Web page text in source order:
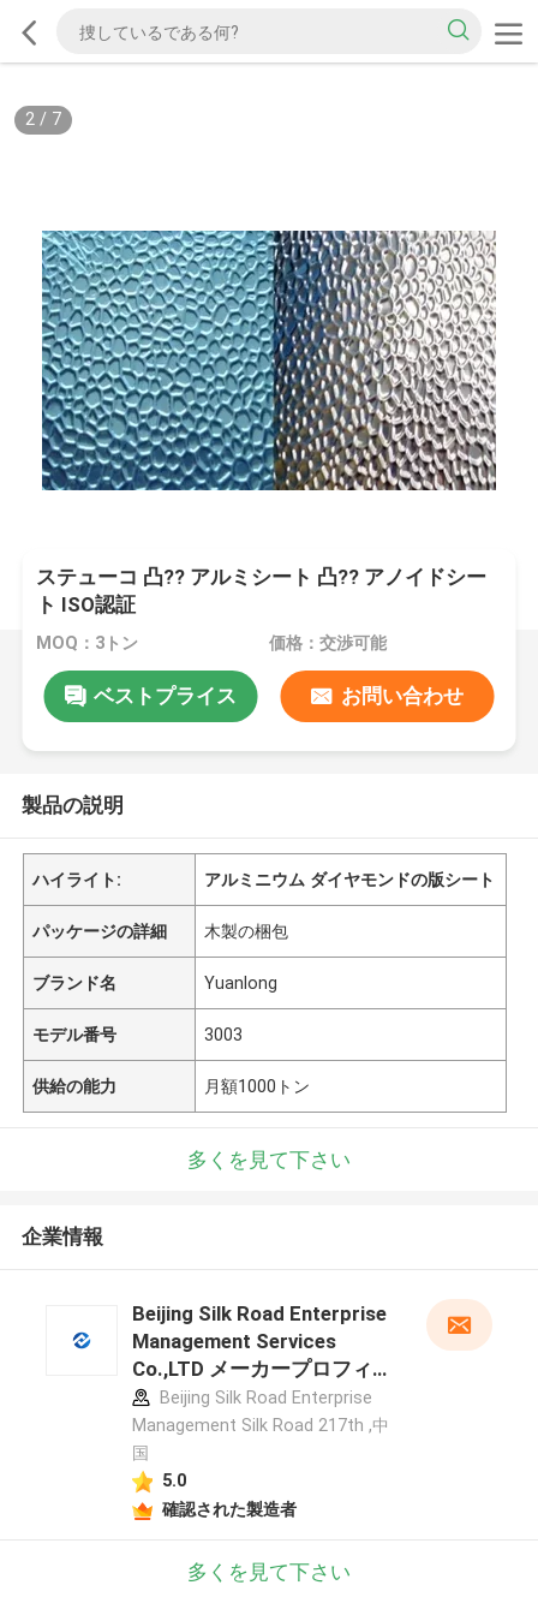
2/ 7
ステューコ 凸?? アルミシート 凸?? アノイドシー
ト ISO認証
MOQ：3トン 価格：交渉可能
ベストプライス お問い合わせ
製品の説明
ハイライト: アルミニウム ダイヤモンドの版シート
パッケージの詳細 木製の梱包
ブランド名 Yuanlong
モデル番号 3003
供給の能力 月額1000トン
多くを見て下さい
企業情報
Beijing Silk Road Enterprise
Management Services
Co.,LTD メーカープロフィー
ル
Beijing Silk Road Enterprise
Management Silk Road 217th ,中
国
5.0
確認された製造者
多くを見て下さい